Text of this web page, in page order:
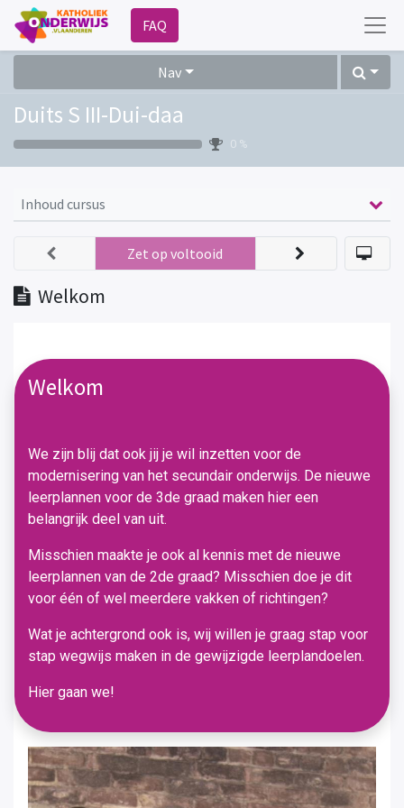
FAQ
Nav
Duits S III-Dui-daa
0 %
Inhoud cursus
Welkom
Zet op voltooid
Welkom
We zijn blij dat ook jij je wil inzetten voor de
modernisering van het secundair onderwijs. De nieuwe
leerplannen voor de 3de graad maken hier een
belangrijk deel van uit.
Misschien maakte je ook al kennis met de nieuwe
leerplannen van de 2de graad? Misschien doe je dit
voor één of wel meerdere vakken of richtingen?
Wat je achtergrond ook is, wij willen je graag stap voor
stap wegwijs maken in de gewijzigde leerplandoelen.
Hier gaan we!